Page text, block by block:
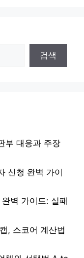
검색
부 대응과 주장
신청 완벽 가이
벽 가이드: 실패
, 스코어 계산법